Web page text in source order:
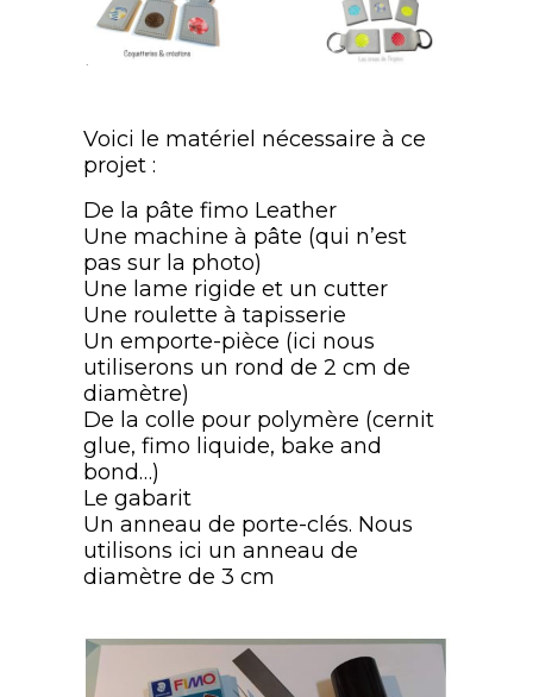
Voici le matériel nécessaire à ce
projet :
De la pâte fimo Leather
Une machine à pâte (qui n’est
pas sur la photo)
Une lame rigide et un cutter
Une roulette à tapisserie
Un emporte-pièce (ici nous
utiliserons un rond de 2 cm de
diamètre)
De la colle pour polymère (cernit
glue, fimo liquide, bake and
bond…)
Le gabarit
Un anneau de porte-clés. Nous
utilisons ici un anneau de
diamètre de 3 cm